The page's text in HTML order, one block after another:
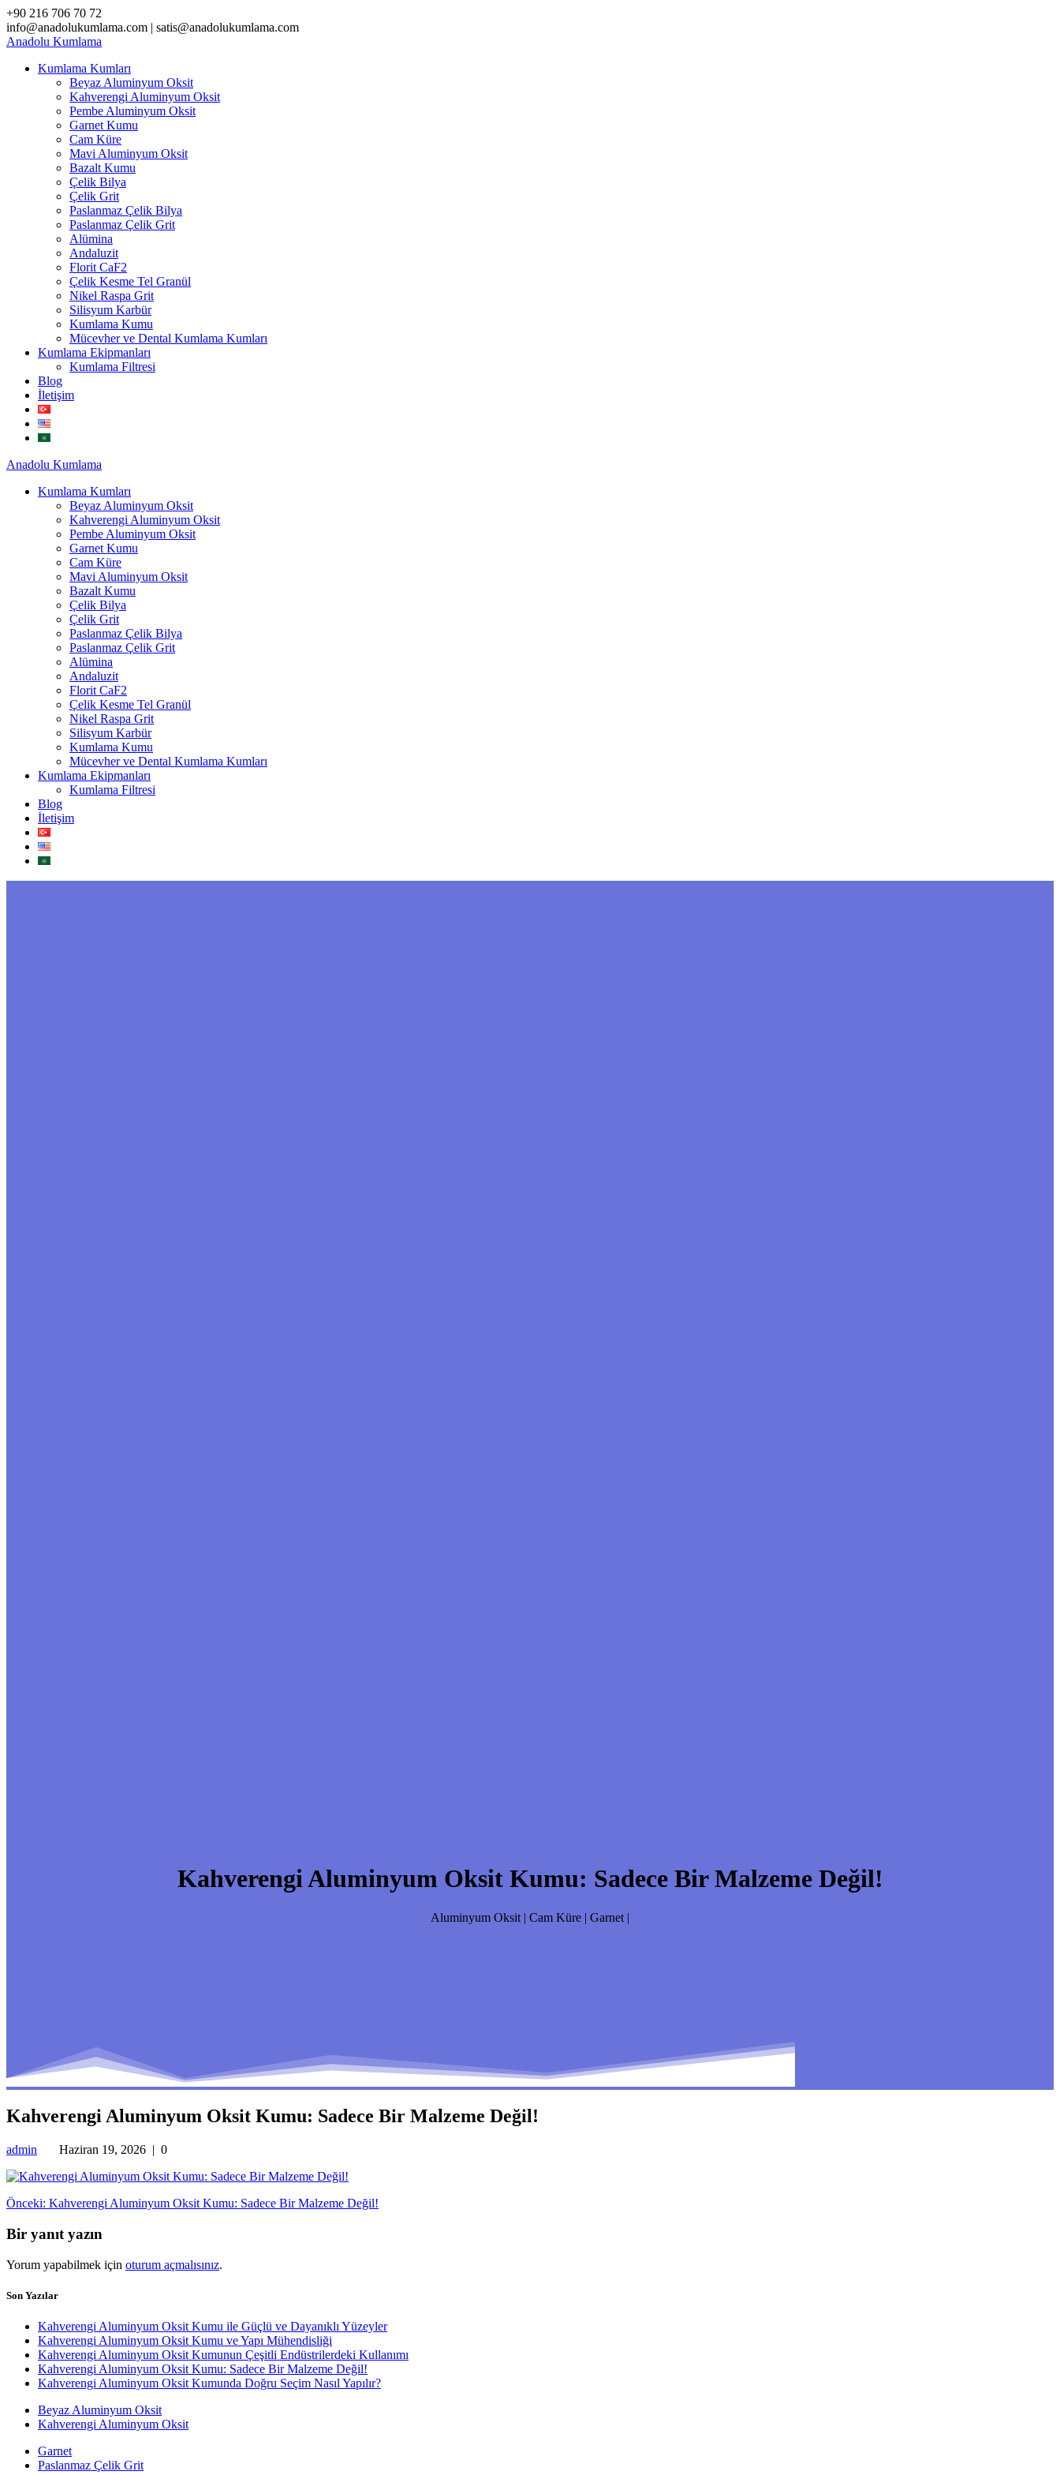
Skip
to
content
+90 216 706 70 72
info@anadolukumlama.com | satis@anadolukumlama.com
Anadolu Kumlama
Kumlama Kumları
Beyaz Aluminyum Oksit
Kahverengi Aluminyum Oksit
Pembe Aluminyum Oksit
Garnet Kumu
Cam Küre
Mavi Aluminyum Oksit
Bazalt Kumu
Çelik Bilya
Çelik Grit
Paslanmaz Çelik Bilya
Paslanmaz Çelik Grit
Alümina
Andaluzit
Florit CaF2
Çelik Kesme Tel Granül
Nikel Raspa Grit
Silisyum Karbür
Kumlama Kumu
Mücevher ve Dental Kumlama Kumları
Kumlama Ekipmanları
Kumlama Filtresi
Blog
İletişim
Anadolu Kumlama
Kumlama Kumları
Beyaz Aluminyum Oksit
Kahverengi Aluminyum Oksit
Pembe Aluminyum Oksit
Garnet Kumu
Cam Küre
Mavi Aluminyum Oksit
Bazalt Kumu
Çelik Bilya
Çelik Grit
Paslanmaz Çelik Bilya
Paslanmaz Çelik Grit
Alümina
Andaluzit
Florit CaF2
Çelik Kesme Tel Granül
Nikel Raspa Grit
Silisyum Karbür
Kumlama Kumu
Mücevher ve Dental Kumlama Kumları
Kumlama Ekipmanları
Kumlama Filtresi
Blog
İletişim
Kahverengi Aluminyum Oksit Kumu: Sadece Bir Malzeme Değil!
Aluminyum Oksit | Cam Küre | Garnet |
Kahverengi Aluminyum Oksit Kumu: Sadece Bir Malzeme Değil!
admin Haziran 19, 2026 | 0
Yazı
gezinmesi
Önceki: Önceki
Kahverengi Aluminyum Oksit Kumu: Sadece Bir Malzeme Değil!
Bir yanıt yazın
Yorum yapabilmek için oturum açmalısınız.
Son Yazılar
Kahverengi Aluminyum Oksit Kumu ile Güçlü ve Dayanıklı Yüzeyler
Kahverengi Aluminyum Oksit Kumu ve Yapı Mühendisliği
Kahverengi Aluminyum Oksit Kumunun Çeşitli Endüstrilerdeki Kullanımı
Kahverengi Aluminyum Oksit Kumu: Sadece Bir Malzeme Değil!
Kahverengi Aluminyum Oksit Kumunda Doğru Seçim Nasıl Yapılır?
Beyaz Aluminyum Oksit
Kahverengi Aluminyum Oksit
Garnet
Paslanmaz Çelik Grit